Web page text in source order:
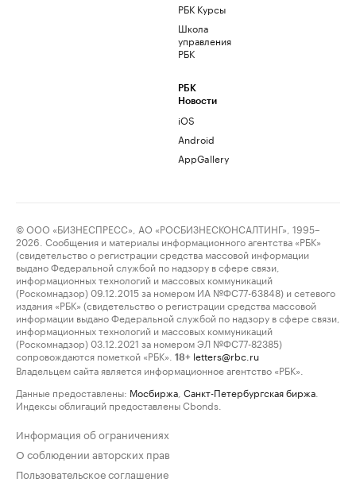
РБК Курсы
Школа
управления
РБК
РБК
Новости
iOS
Android
AppGallery
© ООО «БИЗНЕСПРЕСС», АО «РОСБИЗНЕСКОНСАЛТИНГ», 1995–
2026. Сообщения и материалы информационного агентства «РБК»
(свидетельство о регистрации средства массовой информации
выдано Федеральной службой по надзору в сфере связи,
информационных технологий и массовых коммуникаций
(Роскомнадзор) 09.12.2015 за номером ИА №ФС77-63848) и сетевого
издания «РБК» (свидетельство о регистрации средства массовой
информации выдано Федеральной службой по надзору в сфере связи,
информационных технологий и массовых коммуникаций
(Роскомнадзор) 03.12.2021 за номером ЭЛ №ФС77-82385)
сопровождаются пометкой «РБК».
18+ letters@rbc.ru
Владельцем сайта является информационное агентство «РБК».
Данные предоставлены: Мосбиржа Санкт-Петербургская биржа
Индексы облигаций предоставлены Cbonds.
Информация об ограничениях
О соблюдении авторских прав
Пользовательское соглашение